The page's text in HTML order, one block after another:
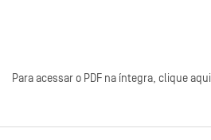
Para acessar o PDF na íntegra, clique aqui.